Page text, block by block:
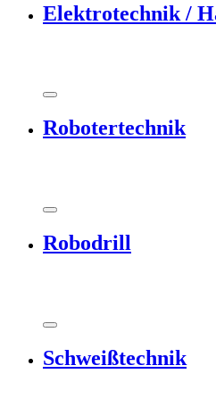
Elektrotechnik /
Robotertechnik
Robodrill
Schweißtechnik